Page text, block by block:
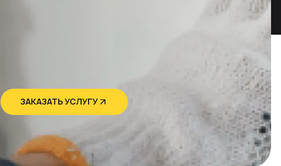
ЗАКАЗАТЬ УСЛУГУ